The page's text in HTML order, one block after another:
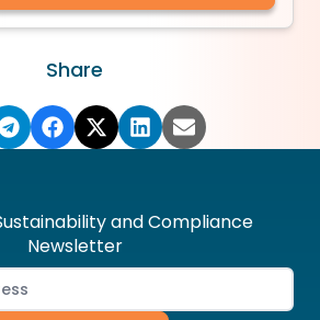
Share
and Compliance
Newsletter